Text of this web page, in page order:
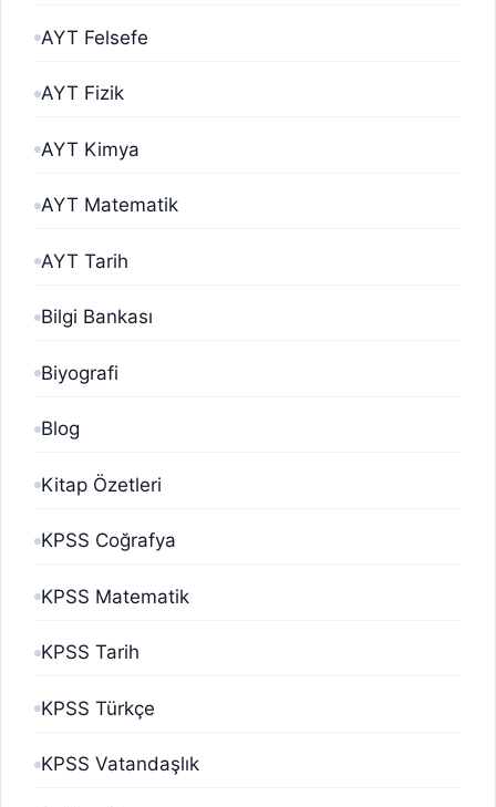
AYT Felsefe
AYT Fizik
AYT Kimya
AYT Matematik
AYT Tarih
Bilgi Bankası
Biyografi
Blog
Kitap Özetleri
KPSS Coğrafya
KPSS Matematik
KPSS Tarih
KPSS Türkçe
KPSS Vatandaşlık